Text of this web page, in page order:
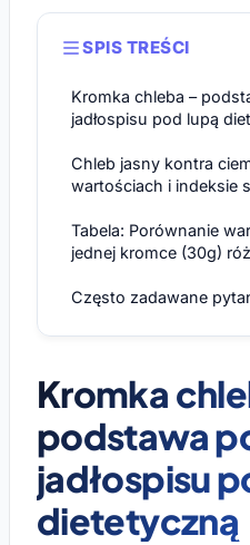
SPIS TREŚCI
Kromka chleba –
jadłospisu pod lupą
Chleb jasny kontra
wartościach i indeksie
Tabela: Porównanie
jednej kromce (30g)
Często zadawane
Kromka
podstawa
jadłospisu
dietetyczną